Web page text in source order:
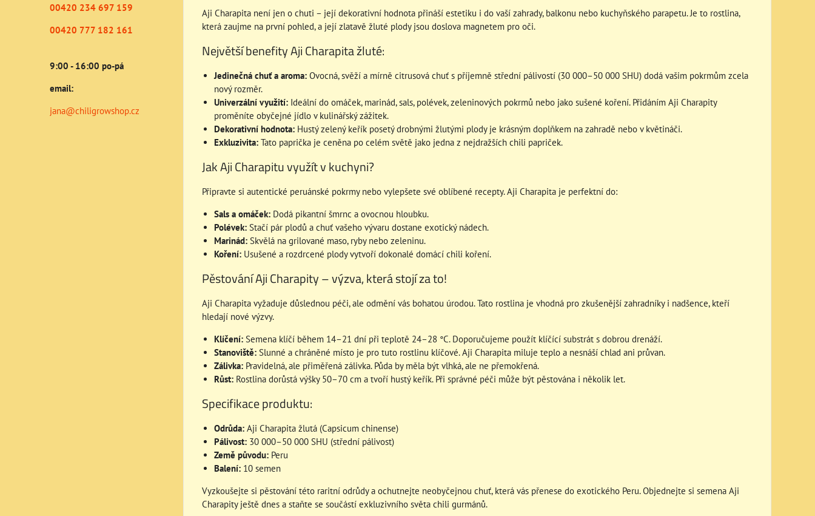
Aji Charapita není jen o chuti – její dekorativní hodnota přináší estetiku i do vaší zahrady, balkonu nebo kuchyňského parapetu. Je to rostlina,
která zaujme na první pohled, a její zlatavě žluté plody jsou doslova magnetem pro oči.
Největší benefity Aji Charapita žluté:
Jedinečná chuť a aroma: Ovocná, svěží a mírně citrusová chuť s příjemně střední pálivostí (30 000–50 000 SHU) dodá vašim pokrmům zcela
nový rozměr.
Univerzální využití: Ideální do omáček, marinád, sals, polévek, zeleninových pokrmů nebo jako sušené koření. Přidáním Aji Charapity
proměníte obyčejné jídlo v kulinářský zážitek.
Dekorativní hodnota: Hustý zelený keřík posetý drobnými žlutými plody je krásným doplňkem na zahradě nebo v květináči.
Exkluzivita: Tato paprička je ceněna po celém světě jako jedna z nejdražších chili papriček.
Jak Aji Charapitu využít v kuchyni?
Připravte si autentické peruánské pokrmy nebo vylepšete své oblíbené recepty. Aji Charapita je perfektní do:
Sals a omáček: Dodá pikantní šmrnc a ovocnou hloubku.
Polévek: Stačí pár plodů a chuť vašeho vývaru dostane exotický nádech.
Marinád: Skvělá na grilované maso, ryby nebo zeleninu.
Koření: Usušené a rozdrcené plody vytvoří dokonalé domácí chili koření.
Pěstování Aji Charapity – výzva, která stojí za to!
Aji Charapita vyžaduje důslednou péči, ale odmění vás bohatou úrodou. Tato rostlina je vhodná pro zkušenější zahradníky i nadšence, kteří
hledají nové výzvy.
Klíčení: Semena klíčí během 14–21 dní při teplotě 24–28 °C. Doporučujeme použít klíčící substrát s dobrou drenáží.
Stanoviště: Slunné a chráněné místo je pro tuto rostlinu klíčové. Aji Charapita miluje teplo a nesnáší chlad ani průvan.
Zálivka: Pravidelná, ale přiměřená zálivka. Půda by měla být vlhká, ale ne přemokřená.
Růst: Rostlina dorůstá výšky 50–70 cm a tvoří hustý keřík. Při správné péči může být pěstována i několik let.
Specifikace produktu:
Odrůda: Aji Charapita žlutá (Capsicum chinense)
Pálivost: 30 000–50 000 SHU (střední pálivost)
Země původu: Peru
Balení: 10 semen
Vyzkoušejte si pěstování této raritní odrůdy a ochutnejte neobyčejnou chuť, která vás přenese do exotického Peru. Objednejte si semena Aji
Charapity ještě dnes a staňte se součástí exkluzivního světa chili gurmánů.
00420 234 697 159
00420 777 182 161
9:00 - 16:00 po-pá
email:
jana@chiligrowshop.cz